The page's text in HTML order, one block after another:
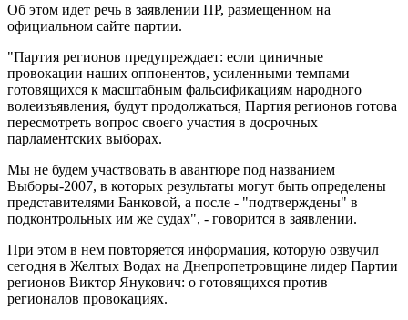
Об этом идет речь в заявлении ПР, размещенном на
официальном сайте партии.
"Партия регионов предупреждает: если циничные
провокации наших оппонентов, усиленными темпами
готовящихся к масштабным фальсификациям народного
волеизъявления, будут продолжаться, Партия регионов готова
пересмотреть вопрос своего участия в досрочных
парламентских выборах.
Мы не будем участвовать в авантюре под названием
Выборы-2007, в которых результаты могут быть определены
представителями Банковой, а после - "подтверждены" в
подконтрольных им же судах", - говорится в заявлении.
При этом в нем повторяется информация, которую озвучил
сегодня в Желтых Водах на Днепропетровщине лидер Партии
регионов Виктор Янукович: о готовящихся против
регионалов провокациях.